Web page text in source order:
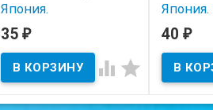
Япония.
В наличии
Состояние на скане.
35 ₽
 
Япония.
В
40 ₽